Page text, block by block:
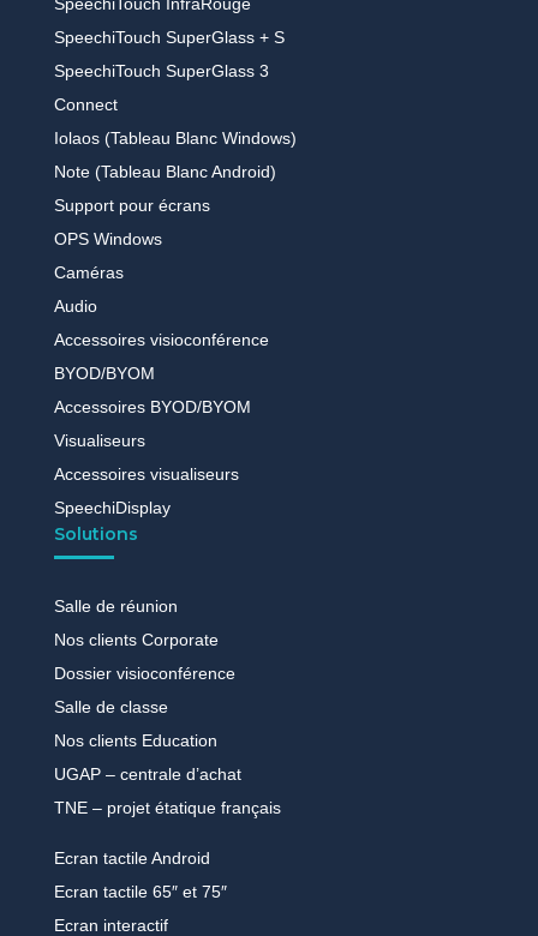
SpeechiTouch SuperGlass + S
SpeechiTouch SuperGlass 3
Connect
Iolaos (Tableau Blanc Windows)
Note (Tableau Blanc Android)
Support pour écrans
OPS Windows
Caméras
Audio
Accessoires visioconférence
BYOD/BYOM
Accessoires BYOD/BYOM
Visualiseurs
Accessoires visualiseurs
SpeechiDisplay
Solutions
Salle de réunion
Nos clients Corporate
Dossier visioconférence
Salle de classe
Nos clients Education
UGAP – centrale d’achat
TNE – projet étatique français
Ecran tactile Android
Ecran tactile 65″ et 75″
Ecran interactif